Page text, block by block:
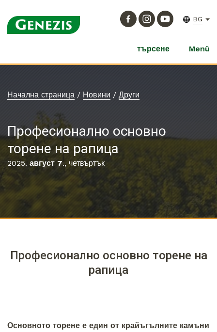
BG
търсене Menü
Начална страница / Новини / Други
Професионално основно
торене на рапица
2025. август 7., четвъртък
Професионално основно торене на
рапица
Основното торене е един от крайъгълните камъни